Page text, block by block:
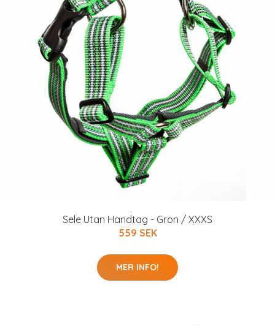
Sele Utan Handtag - Grön / XXXS
559 SEK
MER INFO!